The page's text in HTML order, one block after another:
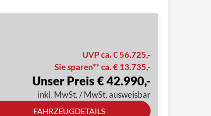
UVP ca. € 56.725,-
Sie sparen** ca. € 13.735,-
Unser Preis € 42.990,-
inkl. MwSt. / MwSt. ausweisbar
FAHRZEUGDETAILS